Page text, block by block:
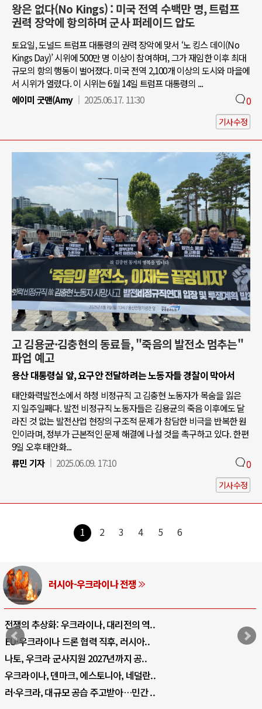
왕은 없다(No Kings) : 미국 전역 수백만 명, 트럼프
권력 장악에 항의하며 군사 퍼레이드 압도
토요일, 도널드 트럼프 대통령의 권력 장악에 맞서 ‘노 킹스 데이(No
Kings Day)’ 시위에 500만 명 이상이 참여하며, 그가 재임한 이후 최대
규모의 항의 행동이 벌어졌다. 미국 전역 2,100개 이상의 도시와 마을에
서 시위가 열렸다. 이 시위는 6월 14일 트럼프 대통령의 ...
에이미 굿맨(Amy
2025.06.17. 11:30 0
기사수정
고 김용균·김충현의 동료들, "죽음의 발전소 멈추는"
파업 예고
용산 대통령실 앞, 요구안 전달하려는 노동자들 경찰이 막아서
태안화력발전소에서 하청 비정규직 고 김충현 노동자가 목숨을 잃은
지 일주일째다. 발전 비정규직 노동자들은 김용균의 죽음 이후에도 달
라진 것 없는 발전산업 현장의 구조적 문제가 참담한 비극을 반복한 원
인이라며, 정부가 근본적인 문제 해결에 나설 것을 촉구하고 있다. 한편
9일 오후 태안화...
류민 기자
2025.06.09. 17:10 0
기사수정
1 2 3 4 5 6
중동 위기
호르무즈 갈등 격화, 트럼프 정치·경제 ..
호르무즈 해협 통행료를 철회한 트럼프
이란, 호르무즈 해협 봉쇄 선택한 배경
트럼프, 이란 압박수단 한계 직면
하마스, 가자 통치권 이양으로 휴전 의지..